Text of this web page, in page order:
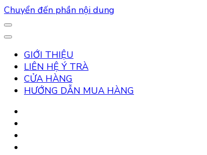
Chuyển đến phần nội dung
GIỚI THIỆU
LIÊN HỆ Ý TRÀ
CỬA HÀNG
HƯỚNG DẪN MUA HÀNG